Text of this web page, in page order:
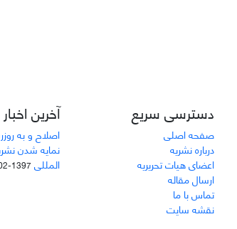
دسترسی سریع
صفحه اصلی
درباره نشریه
اعضای هیات تحریریه
ارسال مقاله
تماس با ما
نقشه سایت
آخرین اخبار
اصلاح و به
نمایه شدن
المللی 1397-02-24